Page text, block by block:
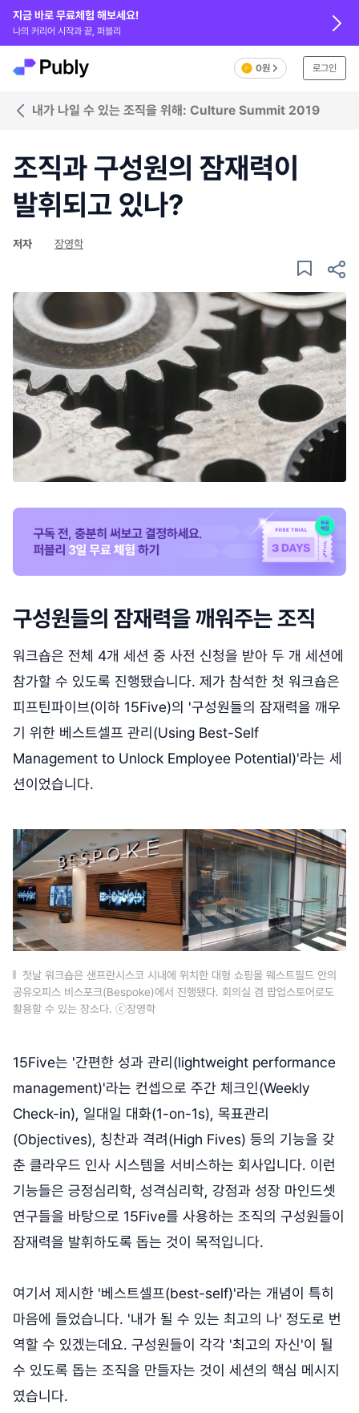
지금 바로 무료체험 해보세요!
나의 커리어 시작과 끝, 퍼블리
0원 로그인
내가 나일 수 있는 조직을 위해: Culture Summit 2019
조직과 구성원의 잠재력이
발휘되고 있나?
저자 장영학
구성원들의 잠재력을 깨워주는 조직
워크숍은 전체 4개 세션 중 사전 신청을 받아 두 개 세션에
참가할 수 있도록 진행됐습니다. 제가 참석한 첫 워크숍은
피프틴파이브(이하 15Five)의 '구성원들의 잠재력을 깨우
기 위한 베스트셀프 관리(Using Best-Self
Management to Unlock Employee Potential)'라는 세
션이었습니다.
첫날 워크숍은 샌프란시스코 시내에 위치한 대형 쇼핑몰 웨스트필드 안의
공유오피스 비스포크(Bespoke)에서 진행됐다. 회의실 겸 팝업스토어로도
활용할 수 있는 장소다. ⓒ장영학
15Five는 '간편한 성과 관리(lightweight performance
management)'라는 컨셉으로 주간 체크인(Weekly
Check-in), 일대일 대화(1-on-1s), 목표관리
(Objectives), 칭찬과 격려(High Fives) 등의 기능을 갖
춘 클라우드 인사 시스템을 서비스하는 회사입니다. 이런
기능들은 긍정심리학, 성격심리학, 강점과 성장 마인드셋
연구들을 바탕으로 15Five를 사용하는 조직의 구성원들이
잠재력을 발휘하도록 돕는 것이 목적입니다.
여기서 제시한 '베스트셀프(best-self)'라는 개념이 특히
마음에 들었습니다. '내가 될 수 있는 최고의 나' 정도로 번
역할 수 있겠는데요. 구성원들이 각각 '최고의 자신'이 될
수 있도록 돕는 조직을 만들자는 것이 세션의 핵심 메시지
였습니다.